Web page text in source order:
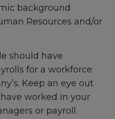
background
Resources and/or
should have
for a workforce
Keep an eye out
worked in your
or payroll